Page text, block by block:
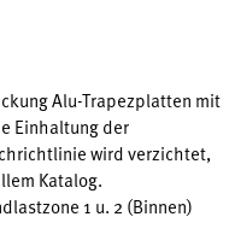
Alu-Trapezplatten mit
Einhaltung der
wird verzichtet,
Katalog.
1 u. 2 (Binnen)